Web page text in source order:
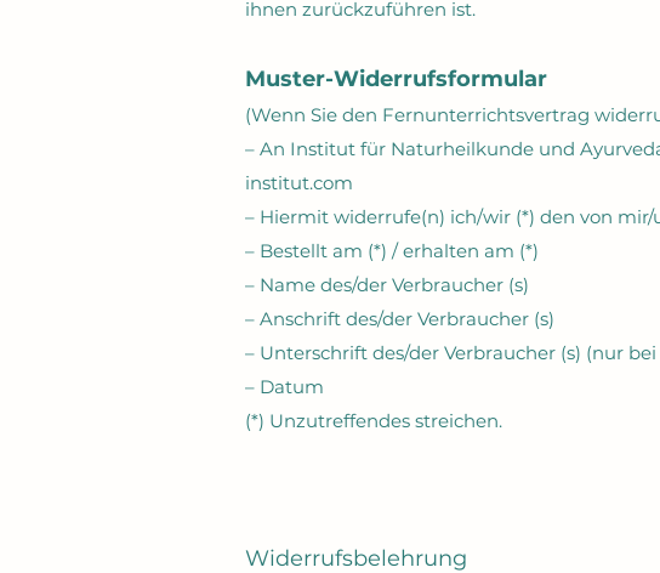
ihnen zurückzuführen ist.
Muster-Widerrufsformular
(Wenn Sie den Fernunterrichtsvertrag
– An Institut für Naturheilkunde und
institut.com
– Hiermit widerrufe(n) ich/wir (*) den von
– Bestellt am (*) / erhalten am (*)
– Name des/der Verbraucher (s)
– Anschrift des/der Verbraucher (s)
– Unterschrift des/der Verbraucher (s) (nur
– Datum
(*) Unzutreffendes streichen.
Widerrufsbelehrung